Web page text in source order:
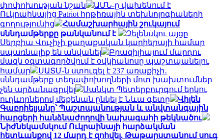
փոփոխության նշան
ԱՄՆ-ը վախենում է
Ուկրաինայից Patriot հրթիռային տեխնոլոգիաների
գողությունից
Համաշխարհային շուկայում
սննդամթերքը թանկանում է
Զելենսկու այցը
Սերբիա Վուչիչի քաղաքական կարիերայի համար
սպառնալիք են անվանել
Բրազիլիայում մարդու
մազն օգտագործվում է օվկիանոսը պաշտպանելու
համար
ՍԱՏՄ-ն ստուգել է 237 առաքիչի․
սննդամթերք տեղափոխողների մոտ խախտումներ
չեն արձանագրվել
Սանկտ Պետերբուրգում երկու
ուղևորներով մեքենան ընկել է Նևա գետը
Վիլեն
Գաբրիելյանը՝ Պաշտպանության և անվտանգային
հարցերի հանձնաժողովի նախագահի թեկնածու
Նիժնեկամսկում Ուկրաինայի հարձակման
հետևանքով 12 մարդ է զոհվել. Թաթարստանում սուգ